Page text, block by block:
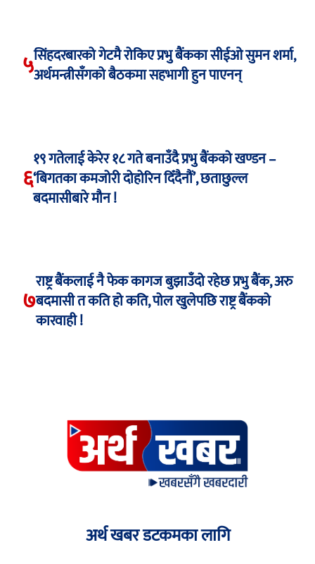
५सिंहदरबारको गेटमै रोकिए प्रभु बैंकका सीईओ सुमन शर्मा,
अर्थमन्त्रीसँगको बैठकमा सहभागी हुन पाएनन्
६
१९ गतेलाई केरेर १८ गते बनाउँदै प्रभु बैंकको खण्डन –
‘बिगतका कमजोरी दोहोरिन दिँदैनौं’, छताछुल्ल
बदमासीबारे मौन !
७
राष्ट्र बैंकलाई नै फेक कागज बुझाउँदो रहेछ प्रभु बैंक, अरु
बदमासी त कति हो कति, पोल खुलेपछि राष्ट्र बैंकको
कारवाही !
अर्थ खबर डटकमका लागि